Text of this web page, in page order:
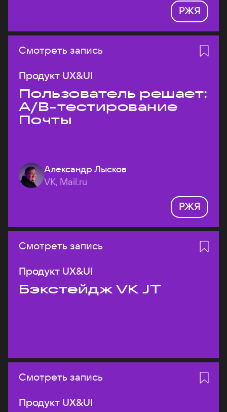
РЖЯ
Смотреть запись
Продукт UX&UI
Пользователь решает:
A/B-тестирование
Почты
Александр Лысков
VK, Mail.ru
РЖЯ
Смотреть запись
Продукт UX&UI
Бэкстейдж VK JT
Смотреть запись
Продукт UX&UI